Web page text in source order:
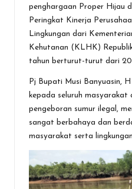
penghargaan Proper Hijau
Peringkat Kinerja
Lingkungan dari
Kehutanan (KLHK)
tahun berturut-turut dari
Pj Bupati Musi Banyuasin,
kepada seluruh
pengeboran sumur ilegal,
sangat berbahaya dan
masyarakat serta